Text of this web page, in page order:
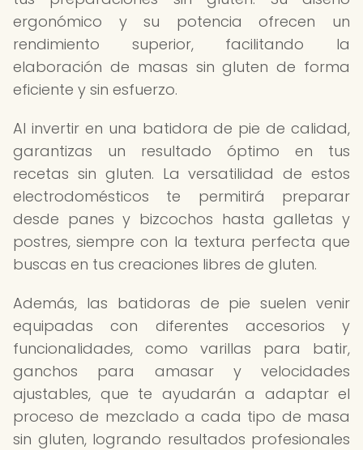
ergonómico y su potencia ofrecen un
rendimiento superior, facilitando la
elaboración de masas sin gluten de forma
eficiente y sin esfuerzo.
Al invertir en una batidora de pie de calidad,
garantizas un resultado óptimo en tus
recetas sin gluten. La versatilidad de estos
electrodomésticos te permitirá preparar
desde panes y bizcochos hasta galletas y
postres, siempre con la textura perfecta que
buscas en tus creaciones libres de gluten.
Además, las batidoras de pie suelen venir
equipadas con diferentes accesorios y
funcionalidades, como varillas para batir,
ganchos para amasar y velocidades
ajustables, que te ayudarán a adaptar el
proceso de mezclado a cada tipo de masa
sin gluten, logrando resultados profesionales